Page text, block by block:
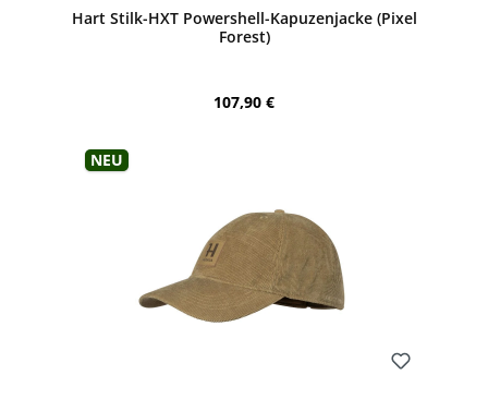
Hart Stilk-HXT Powershell-Kapuzenjacke (Pixel
Forest)
Regulärer Preis:
107,90 €
Neu